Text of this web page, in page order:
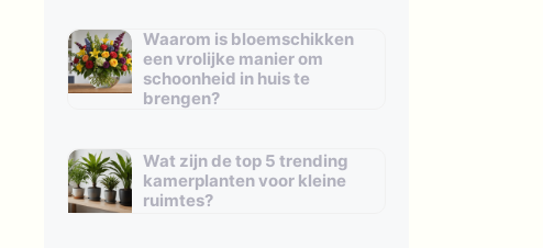
Waarom is bloemschikken
een vrolijke manier om
schoonheid in huis te
brengen?
Wat zijn de top 5 trending
kamerplanten voor kleine
ruimtes?